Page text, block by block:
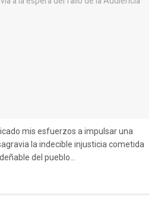
mis esfuerzos a impulsar una
la indecible injusticia cometida
del pueblo...